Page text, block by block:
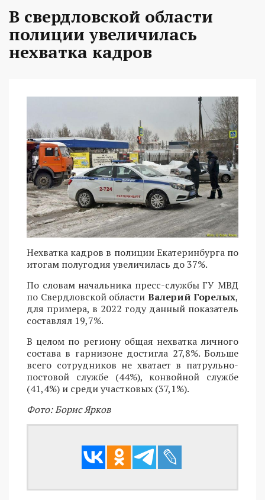
В свердловской области
полиции увеличилась
нехватка кадров
Нехватка кадров в полиции Екатеринбурга по
итогам полугодия увеличилась до 37%.
По словам начальника пресс-службы ГУ МВД
по Свердловской области Валерий Горелых,
для примера, в 2022 году данный показатель
составлял 19,7%.
В целом по региону общая нехватка личного
состава в гарнизоне достигла 27,8%. Больше
всего сотрудников не хватает в патрульно-
постовой службе (44%), конвойной службе
(41,4%) и среди участковых (37,1%).
Фото: Борис Ярков